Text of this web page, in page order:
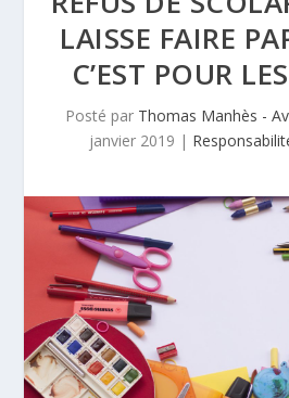
LAISSE FAIRE
C’EST POUR
Posté par Thomas Manhès -
janvier 2019 |